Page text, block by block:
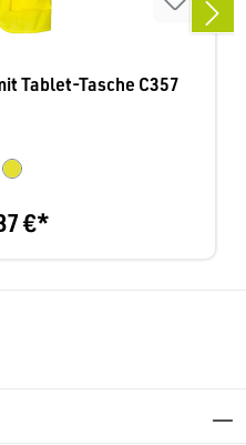
Tablet-Tasche C357
€*